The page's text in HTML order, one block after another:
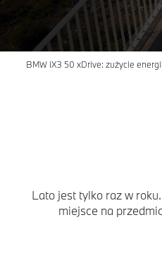
BMW iX3 50 xDrive: zużycie
Lato jest tylko raz w
miejsce na